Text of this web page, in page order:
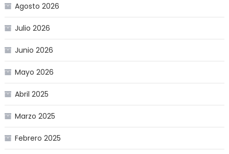
Agosto 2026
Julio 2026
Junio 2026
Mayo 2026
Abril 2025
Marzo 2025
Febrero 2025